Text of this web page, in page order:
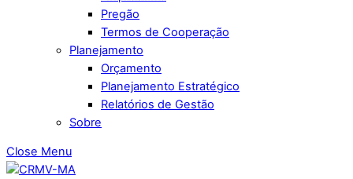
Pregão
Termos de Cooperação
Planejamento
Orçamento
Planejamento Estratégico
Relatórios de Gestão
Sobre
Close Menu